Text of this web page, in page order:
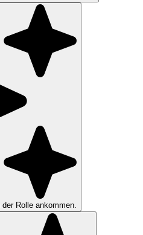
Rolle ankommen.